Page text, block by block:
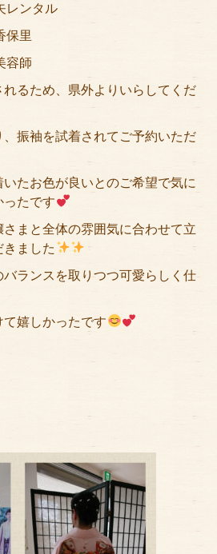
ンタル
里
容師
るため、県外よりいらしてくだ
振袖を試着されてご予約いただ
たお色が良いとのご希望で気に
ったです
まと全体の雰囲気に合わせて立
ました
ランスを取りつつ可愛らしく仕
嬉しかったです